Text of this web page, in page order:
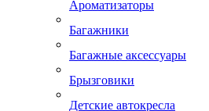
Ароматизаторы
Багажники
Багажные аксессуары
Брызговики
Детские автокресла